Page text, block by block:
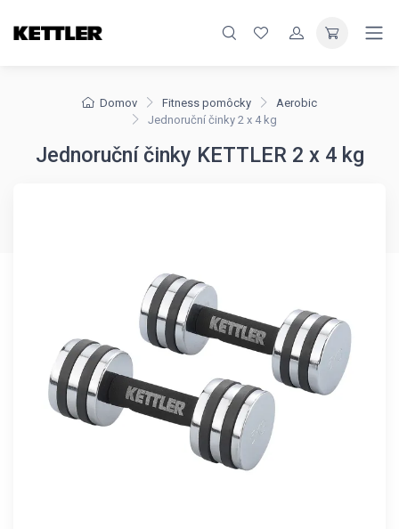
Domov Fitness pomôcky
Aerobic
Jednoruční činky 2 x 4 kg
Jednoruční činky KETTLER 2 x 4 kg